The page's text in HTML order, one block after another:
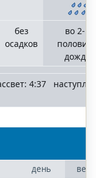
без
осадков
во 2-й
дождь
4:37
день